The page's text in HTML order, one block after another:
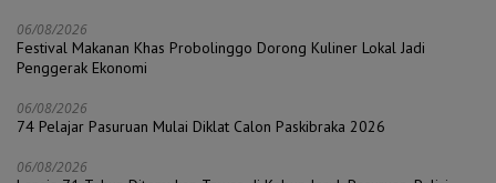
06/08/2026
Festival Makanan Khas Probolinggo Dorong Kuliner Lokal Jadi
Penggerak Ekonomi
06/08/2026
74 Pelajar Pasuruan Mulai Diklat Calon Paskibraka 2026
06/08/2026